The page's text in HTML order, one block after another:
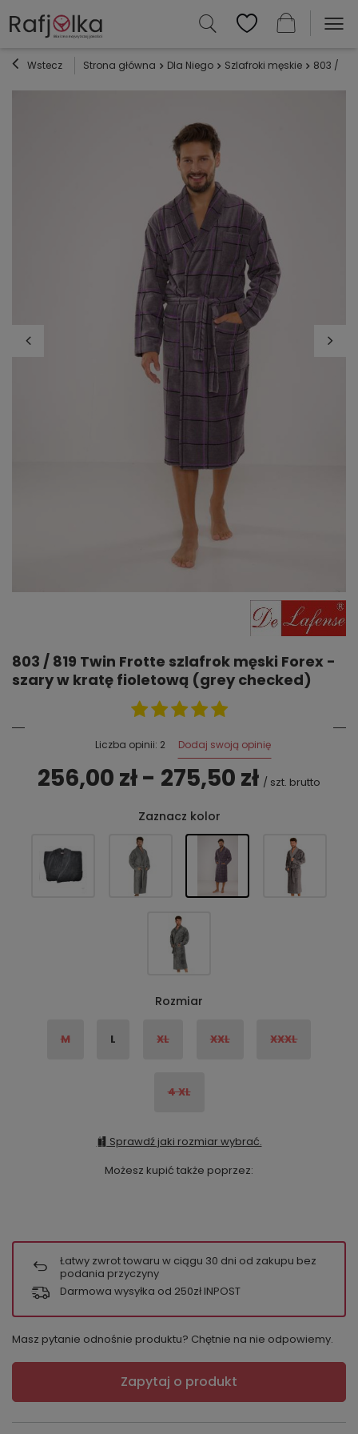
Wstecz Strona główna Dla Niego Szlafroki męskie 803 /
803 / 819 Twin Frotte szlafrok męski Forex -
szary w kratę fioletową (grey checked)
Liczba opinii: 2 Dodaj swoją opinię
256,00 zł - 275,50 zł / szt. brutto
Zaznacz kolor
Rozmiar
M L XL XXL XXXL
4 XL
Sprawdź jaki rozmiar wybrać.
Możesz kupić także poprzez:
Łatwy zwrot towaru w ciągu 30 dni od zakupu bez
podania przyczyny
Darmowa wysyłka od 250zł INPOST
Masz pytanie odnośnie produktu? Chętnie na nie odpowiemy.
Zapytaj o produkt